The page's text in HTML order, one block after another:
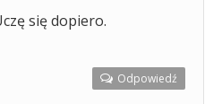
się dopiero.
Odpowiedź